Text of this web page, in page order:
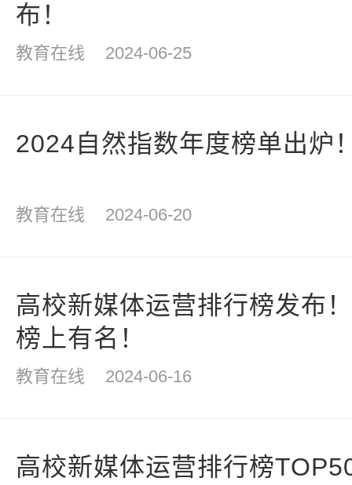
布！
教育在线 2024-06-25
2024自然指数年度榜单出炉
教育在线 2024-06-20
高校新媒体运营排行榜发布
榜上有名！
教育在线 2024-06-16
高校新媒体运营排行榜